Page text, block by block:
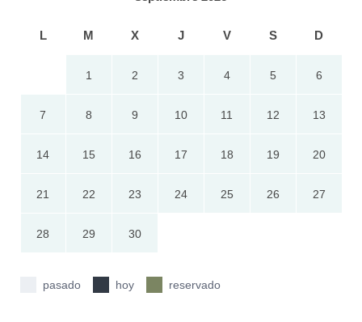
L M X J V S D
1 2 3 4 5 6
7 8 9 10 11 12 13
14 15 16 17 18 19 20
21 22 23 24 25 26 27
28 29 30
pasado hoy reservado